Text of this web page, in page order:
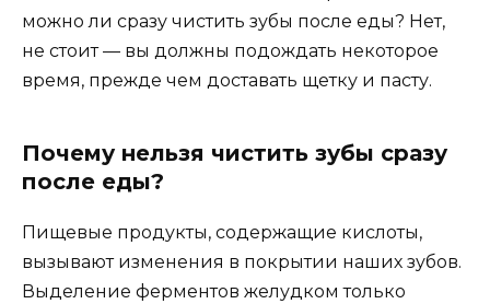
можно ли сразу чистить зубы после еды? Нет,
не стоит — вы должны подождать некоторое
время, прежде чем доставать щетку и пасту.
Почему нельзя чистить зубы сразу
после еды?
Пищевые продукты, содержащие кислоты,
вызывают изменения в покрытии наших зубов.
Выделение ферментов желудком только